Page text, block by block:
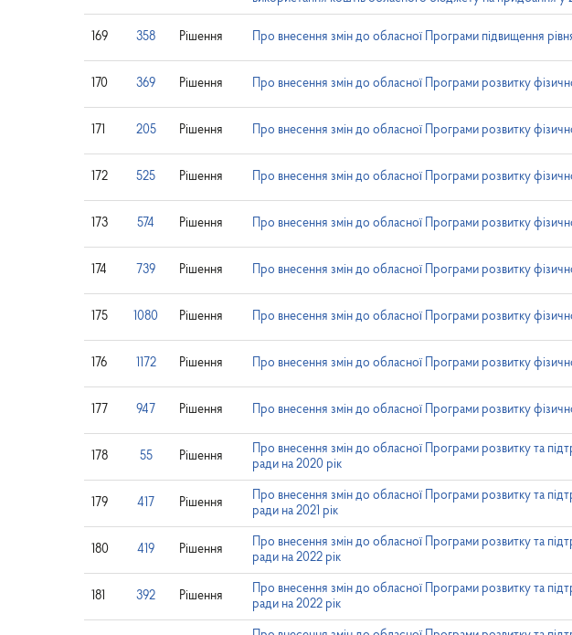
169 358 Рішення Про внесення змін до обласної Програми підвищення
170 369 Рішення Про внесення змін до обласної Програми розвитку
171 205 Рішення Про внесення змін до обласної Програми розвитку
172 525 Рішення Про внесення змін до обласної Програми розвитку
173 574 Рішення Про внесення змін до обласної Програми розвитку
174 739 Рішення Про внесення змін до обласної Програми розвитку
175 1080 Рішення Про внесення змін до обласної Програми розвитку
176 1172 Рішення Про внесення змін до обласної Програми розвитку
177 947 Рішення Про внесення змін до обласної Програми розвитку
178 55 Рішення
Про внесення змін до обласної Програми розвитку та
ради на 2020 рік
179 417 Рішення
Про внесення змін до обласної Програми розвитку та
ради на 2021 рік
180 419 Рішення
Про внесення змін до обласної Програми розвитку та
ради на 2022 рік
181 392 Рішення
Про внесення змін до обласної Програми розвитку та
ради на 2022 рік